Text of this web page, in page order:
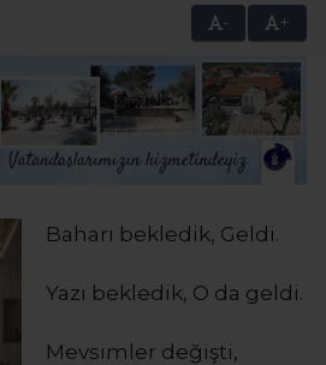
- +
Baharı bekledik, Geldi.
Yazı bekledik, O da geldi.
Mevsimler değişti,